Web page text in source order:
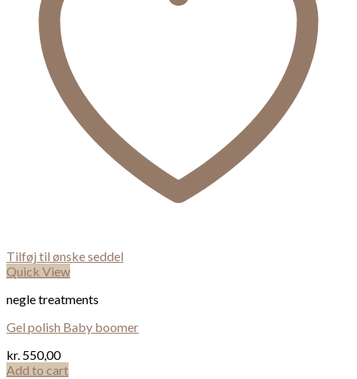
Tilføj til ønske seddel
Quick View
negle treatments
Gel polish Baby boomer
kr. 550,00
Add to cart